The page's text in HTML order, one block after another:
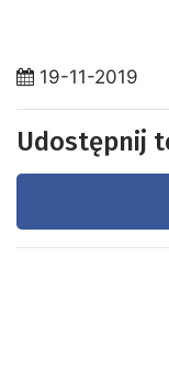
19-11-2019
Udostępnij